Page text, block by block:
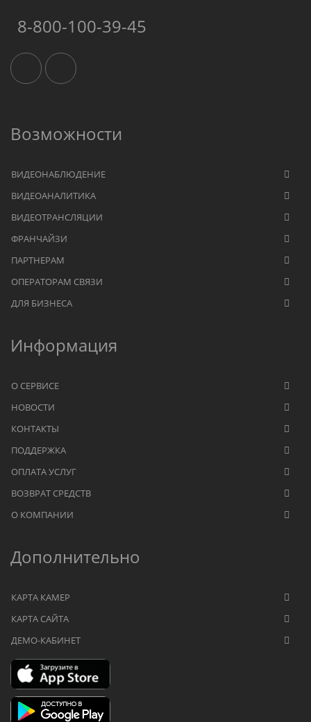
8-800-100-39-45
Возможности
ВИДЕОНАБЛЮДЕНИЕ
ВИДЕОАНАЛИТИКА
ВИДЕОТРАНСЛЯЦИИ
ФРАНЧАЙЗИ
ПАРТНЕРАМ
ОПЕРАТОРАМ СВЯЗИ
ДЛЯ БИЗНЕСА
Информация
О СЕРВИСЕ
НОВОСТИ
КОНТАКТЫ
ПОДДЕРЖКА
ОПЛАТА УСЛУГ
ВОЗВРАТ СРЕДСТВ
О КОМПАНИИ
Дополнительно
КАРТА КАМЕР
КАРТА САЙТА
ДЕМО-КАБИНЕТ